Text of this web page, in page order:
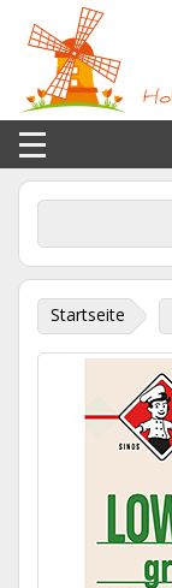
Startseite